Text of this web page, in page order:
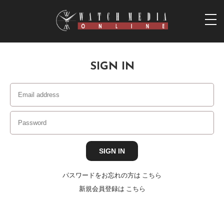
SIGN IN
パスワードをお忘れの方は こちら
新規会員登録は こちら